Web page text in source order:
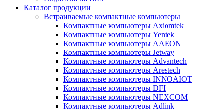
Каталог продукции
Встраиваемые компактные компьютеры
Компактные компьютеры Axiomtek
Компактные компьютеры Yentek
Компактные компьютеры AAEON
Компактные компьютеры Jetway
Компактные компьютеры Advantech
Компактные компьютеры Arestech
Компактные компьютеры INNOAIOT
Компактные компьютеры DFI
Компактные компьютеры NEXCOM
Компактные компьютеры Adlink